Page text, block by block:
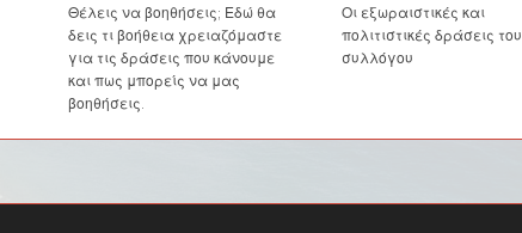
Θέλεις να βοηθήσεις; Εδώ θα
δεις τι βοήθεια χρειαζόμαστε
για τις δράσεις που κάνουμε
και πως μπορείς να μας
βοηθήσεις.
Οι εξωραιστικές και
πολιτιστικές δράσεις του
συλλόγου